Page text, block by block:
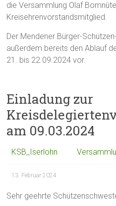
die Versammlung Olaf
Kreisehrenvorstandsmitglied.
Der Mendener Bürger-
außerdem bereits den Ablauf
21. bis 22.09.2024 vor.
Einladung zur
am 09.03.2024
KSB_Iserlohn
13. Februar 2024
Sehr geehrte